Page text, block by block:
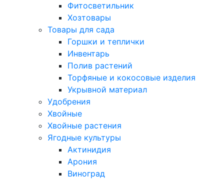
Фитосветильник
Хозтовары
Товары для сада
Горшки и теплички
Инвентарь
Полив растений
Торфяные и кокосовые изделия
Укрывной материал
Удобрения
Хвойные
Хвойные растения
Ягодные культуры
Актинидия
Арония
Виноград